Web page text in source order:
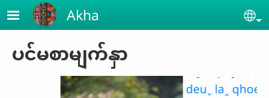
Skip to main content
Akha
ပင်မစာမျက်နှာ
nui jeˬ qawꞈ ni ahˇ-
deuˬ laꞈ qhoeˇ yuˇ